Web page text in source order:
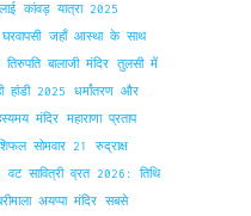
कांवड़ यात्रा 2025
घरवापसी जहाँ आस्था के साथ
तिरुपति बालाजी मंदिर तुलसी में
हांडी 2025 धर्मांतरण और
मंदिर महाराणा प्रताप
सोमवार 21 रुद्राक्ष
वट सावित्री व्रत 2026: तिथि
अयप्पा मंदिर सबसे